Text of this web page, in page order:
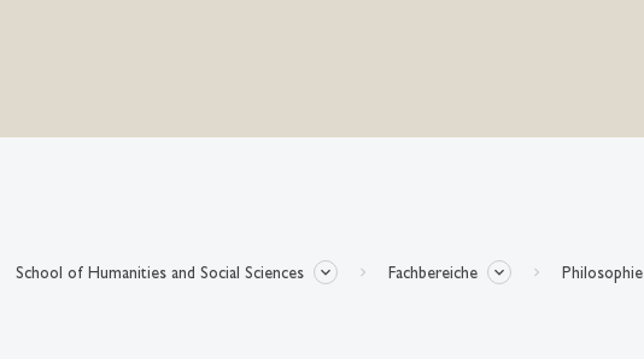
School of Humanities and Social Sciences Fachbereiche Philosophie